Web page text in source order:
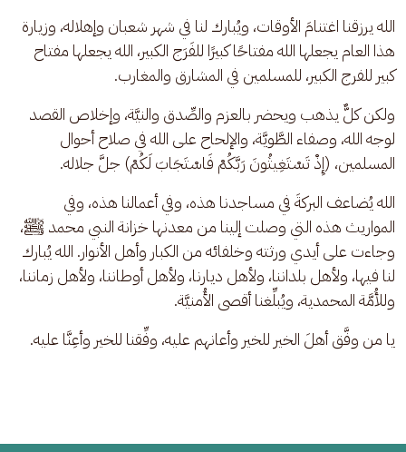
الله يرزقنا اغتنامَ الأوقات، ويُبارك لنا في شهر شعبان وإهلاله، وزيارة
هذا العام يجعلها الله مفتاحًا كبيرًا للفَرَج الكبير، الله يجعلها مفتاح
كبير للفرج الكبير، للمسلمين في المشارق والمغارب.
ولكن كلٌّ يذهب ويحضر بالعزم والصِّدق والنيَّة، وإخلاص القصد
لوجه الله، وصفاء الطَّويَّة، والإلحاح على الله في صلاح أحوال
المسلمين، (إِذْ تَسْتَغِيثُونَ رَبَّكُمْ فَاسْتَجَابَ لَكُمْ) جلَّ جلاله.
الله يُضاعف البركةَ في مساجدنا هذه، وفي أعمالنا هذه، وفي
المواريث هذه التي وصلت إلينا من معدنها خزانة النبي محمد ﷺ،
وجاءت على أيدي ورثته وخلفائه من الكبار وأهل الأنوار. الله يُبارك
لنا فيها، ولأهل بلداننا، ولأهل ديارنا، ولأهل أوطاننا، ولأهل زماننا،
وللأُمَّة المحمدية، ويُبلِّغنا أقصى الأُمنيَّة.
يا من وفَّق أهلَ الخير للخير وأعانهم عليه، وفِّقنا للخير وأعِنَّا عليه.